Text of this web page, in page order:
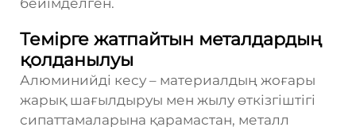
бейімделген.
Темірге жатпайтын металдардың
қолданылуы
Алюминийді кесу – материалдың жоғары
жарық шағылдыруы мен жылу өткізгіштігі
сипаттамаларына қарамастан, металл